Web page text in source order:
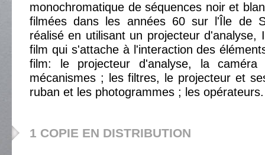
monochromatique de séquences noir et
filmées dans les années 60 sur l'Île de
réalisé en utilisant un projecteur d'analyse,
film qui s'attache à l'interaction des
film: le projecteur d'analyse, la
mécanismes ; les filtres, le projecteur et
ruban et les photogrammes ; les opérateurs.
1 COPIE EN DISTRIBUTION